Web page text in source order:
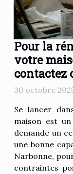
Pour la
votre
contactez
30 octobre
Se lancer
maison est
demande un
une bonne
Narbonne,
contraintes